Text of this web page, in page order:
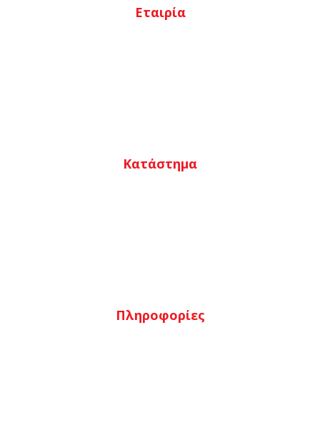
Εταιρία
Κατάστημα
Πληροφορίες